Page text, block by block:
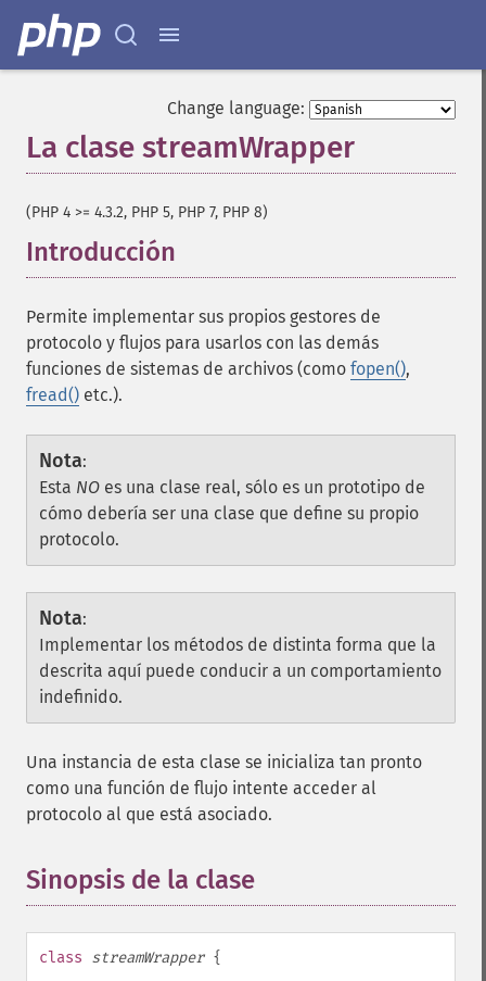
Change language:
La clase streamWrapper
(PHP 4 >= 4.3.2, PHP 5, PHP 7, PHP 8)
Introducción
Permite implementar sus propios gestores de
protocolo y flujos para usarlos con las demás
funciones de sistemas de archivos (como fopen(),
fread() etc.).
Nota:
Esta NO es una clase real, sólo es un prototipo de
cómo debería ser una clase que define su propio
protocolo.
Nota:
Implementar los métodos de distinta forma que la
descrita aquí puede conducir a un comportamiento
indefinido.
Una instancia de esta clase se inicializa tan pronto
como una función de flujo intente acceder al
protocolo al que está asociado.
Sinopsis de la clase
class streamWrapper {